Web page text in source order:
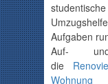
Aufgaben
Auf-
die
Wohnung